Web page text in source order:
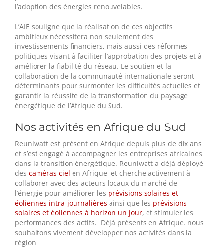
l’adoption des énergies renouvelables.
L’AIE souligne que la réalisation de ces objectifs
ambitieux nécessitera non seulement des
investissements financiers, mais aussi des réformes
politiques visant à faciliter l’approbation des projets et à
améliorer la fiabilité du réseau. Le soutien et la
collaboration de la communauté internationale seront
déterminants pour surmonter les difficultés actuelles et
garantir la réussite de la transformation du paysage
énergétique de l’Afrique du Sud.
Nos activités en Afrique du Sud
Reuniwatt est présent en Afrique depuis plus de dix ans
et s’est engagé à accompagner les entreprises africaines
dans la transition énergétique. Reuniwatt a déjà déployé
des caméras ciel en Afrique et cherche activement à
collaborer avec des acteurs locaux du marché de
l’énergie pour améliorer les prévisions solaires et
éoliennes intra-journalières ainsi que les prévisions
solaires et éoliennes à horizon un jour, et stimuler les
performances des actifs. Déjà présents en Afrique, nous
souhaitons vivement développer nos activités dans la
région.